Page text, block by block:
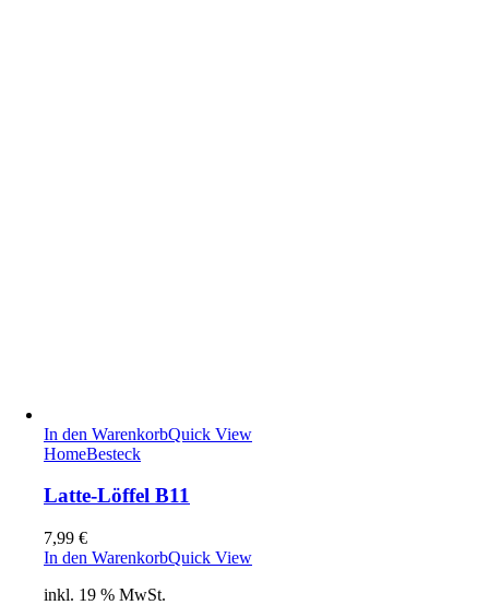
In den WarenkorbQuick View
HomeBesteck
Latte-Löffel B11
7,99 €
In den WarenkorbQuick View
inkl. 19 % MwSt.